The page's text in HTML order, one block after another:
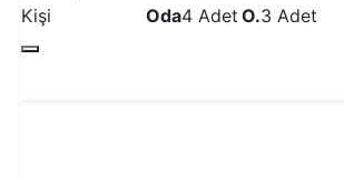
Kişi
Oda4 Adet O.3 Adet